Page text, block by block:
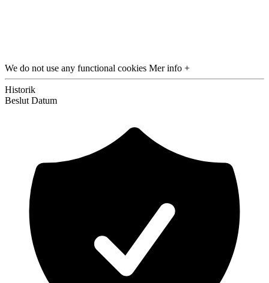
We do not use any functional cookies Mer info +
Historik
Beslut Datum